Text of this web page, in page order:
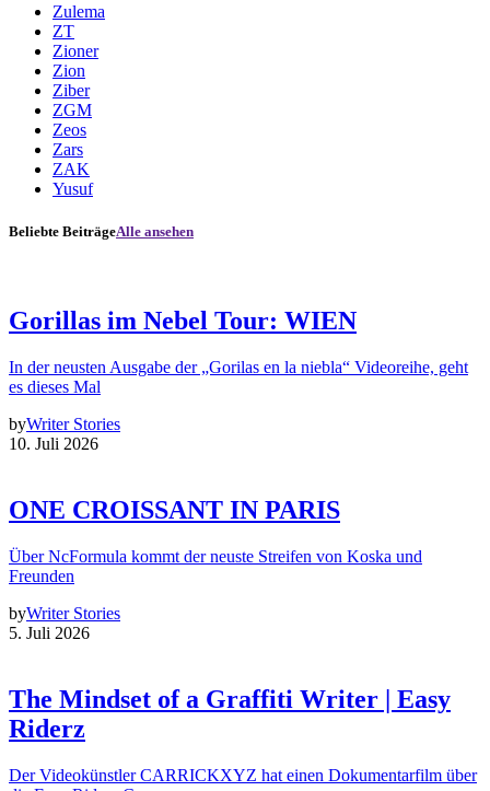
Zulema
ZT
Zioner
Zion
Ziber
ZGM
Zeos
Zars
ZAK
Yusuf
Beliebte BeiträgeAlle ansehen
Gorillas im Nebel Tour: WIEN
In der neusten Ausgabe der „Gorilas en la niebla“ Videoreihe, geht
es dieses Mal
byWriter Stories
10. Juli 2026
ONE CROISSANT IN PARIS
Über NcFormula kommt der neuste Streifen von Koska und
Freunden
byWriter Stories
5. Juli 2026
The Mindset of a Graffiti Writer | Easy
Riderz
Der Videokünstler CARRICKXYZ hat einen Dokumentarfilm über